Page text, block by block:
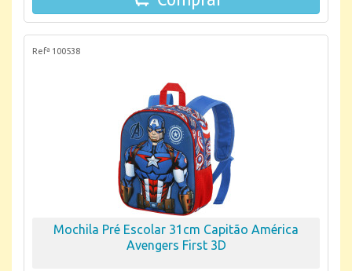
Refª 100538
Mochila Pré Escolar 31cm Capitão América
Avengers First 3D